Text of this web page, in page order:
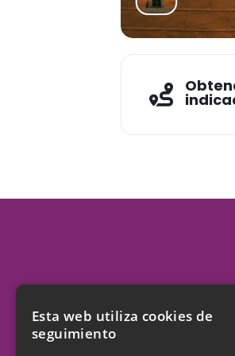
Esta web utiliza cookies de
seguimiento